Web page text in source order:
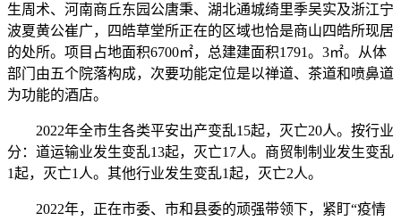
生周术、河南商丘东园公唐秉、湖北通城绮里季吴实及浙江宁
波夏黄公崔广，四皓草堂所正在的区域也恰是商山四皓所现居
的处所。项目占地面积6700㎡，总建建面积1791。3㎡。从体
部门由五个院落构成，次要功能定位是以禅道、茶道和喷鼻道
为功能的酒店。
2022年全市生各类平安出产变乱15起，灭亡20人。按行业
分：道运输业发生变乱13起，灭亡17人。商贸制制业发生变乱
1起，灭亡1人。其他行业发生变乱1起，灭亡2人。
2022年，正在市委、市和县委的顽强带领下，紧盯“疫情